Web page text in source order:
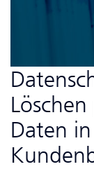
Daten in